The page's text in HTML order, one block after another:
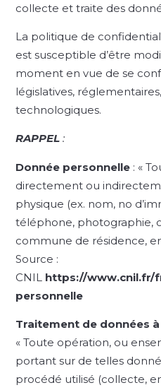
collecte et traite des
La politique de
est susceptible d’être
moment en vue de se
législatives,
technologiques.
RAPPEL :
Donnée personnelle : «
directement ou
physique (ex. nom, no
téléphone, photographie,
commune de résidence,
Source :
CNIL https://www.cnil.fr/
personnelle
Traitement de données
« Toute opération, ou
portant sur de telles
procédé utilisé (collecte,